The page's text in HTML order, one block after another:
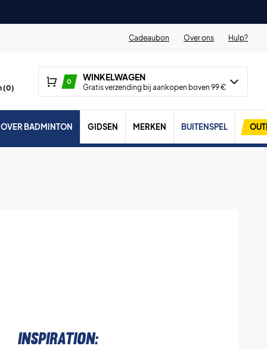
Cadeaubon Over ons Hulp?
(0)
0 WINKELWAGEN
Gratis verzending bij aankopen boven 99 €
OVER BADMINTON GIDSEN MERKEN BUITENSPEL
Inspiration: